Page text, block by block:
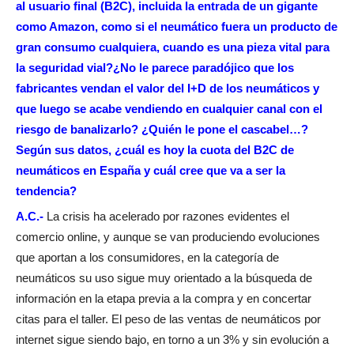
al usuario final (B2C), incluida la entrada de un gigante
como Amazon, como si el neumático fuera un producto de
gran consumo cualquiera, cuando es una pieza vital para
la seguridad vial?¿No le parece paradójico que los
fabricantes vendan el valor del I+D de los neumáticos y
que luego se acabe vendiendo en cualquier canal con el
riesgo de banalizarlo? ¿Quién le pone el cascabel…?
Según sus datos, ¿cuál es hoy la cuota del B2C de
neumáticos en España y cuál cree que va a ser la
tendencia?
A.C.- La crisis ha acelerado por razones evidentes el
comercio online, y aunque se van produciendo evoluciones
que aportan a los consumidores, en la categoría de
neumáticos su uso sigue muy orientado a la búsqueda de
información en la etapa previa a la compra y en concertar
citas para el taller. El peso de las ventas de neumáticos por
internet sigue siendo bajo, en torno a un 3% y sin evolución a